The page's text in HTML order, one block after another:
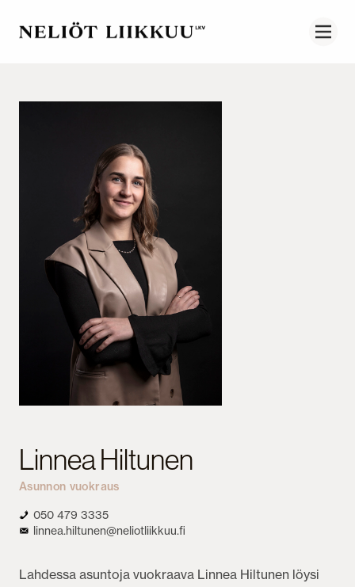
Vuokrat Liikkuu
Linnea Hiltunen
Asunnon vuokraus
050 479 3335
linnea.hiltunen@neliotliikkuu.fi
Lahdessa asuntoja vuokraava Linnea Hiltunen löysi